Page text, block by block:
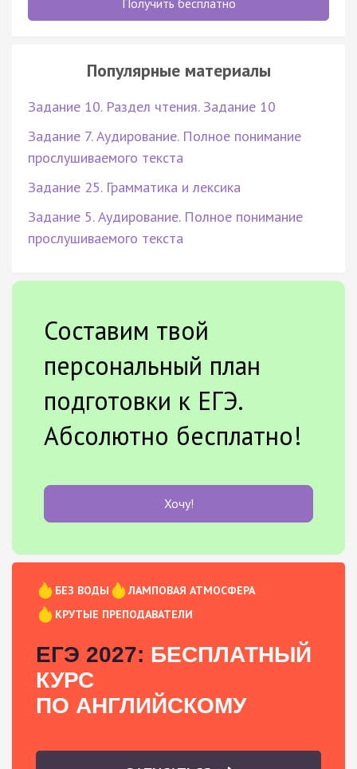
Популярные материалы
Задание 10. Раздел чтения. Задание 10
Задание 7. Аудирование. Полное понимание
прослушиваемого текста
Задание 25. Грамматика и лексика
Задание 5. Аудирование. Полное понимание
прослушиваемого текста
Составим твой
персональный план
подготовки к ЕГЭ.
Абсолютно бесплатно!
Хочу!
БЕЗ ВОДЫ
ЛАМПОВАЯ АТМОСФЕРА
КРУТЫЕ ПРЕПОДАВАТЕЛИ
ЕГЭ 2027: БЕСПЛАТНЫЙ
КУРС
ПО АНГЛИЙСКОМУ